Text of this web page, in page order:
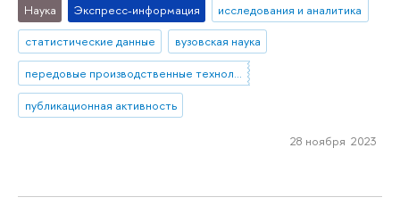
Наука Экспресс-информация
исследования и аналитика
статистические данные
вузовская наука
передовые производственные технологии
публикационная активность
28 ноября 2023